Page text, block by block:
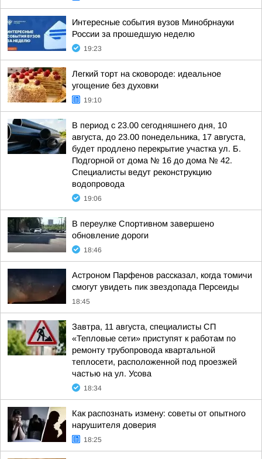
Интересные события вузов Минобрнауки
России за прошедшую неделю
19:23
Легкий торт на сковороде: идеальное
угощение без духовки
19:10
В период с 23.00 сегодняшнего дня, 10
августа, до 23.00 понедельника, 17 августа,
будет продлено перекрытие участка ул. Б.
Подгорной от дома № 16 до дома № 42.
Специалисты ведут реконструкцию
водопровода
19:06
В переулке Спортивном завершено
обновление дороги
18:46
Астроном Парфенов рассказал, когда томичи
смогут увидеть пик звездопада Персеиды
18:45
Завтра, 11 августа, специалисты СП
«Тепловые сети» приступят к работам по
ремонту трубопровода квартальной
теплосети, расположенной под проезжей
частью на ул. Усова
18:34
Как распознать измену: советы от опытного
нарушителя доверия
18:25